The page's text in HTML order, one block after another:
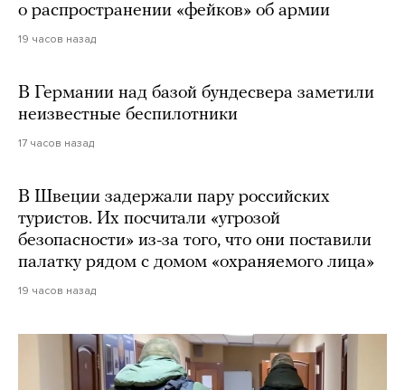
о распространении «фейков» об армии
19 часов назад
В Германии над базой бундесвера заметили
неизвестные беспилотники
17 часов назад
В Швеции задержали пару российских
туристов. Их посчитали «угрозой
безопасности» из-за того, что они поставили
палатку рядом с домом «охраняемого лица»
19 часов назад